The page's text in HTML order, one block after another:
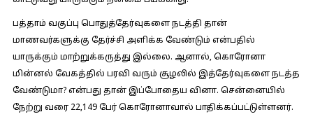
பத்தாம் வகுப்பு பொதுத்தேர்வுகளை நடத்தி தான்
மாணவர்களுக்கு தேர்ச்சி அளிக்க வேண்டும் என்பதில்
யாருக்கும் மாற்றுக்கருத்து இல்லை. ஆனால், கொரோனா
மின்னல் வேகத்தில் பரவி வரும் சூழலில் இத்தேர்வுகளை நடத்த
வேண்டுமா? என்பது தான் இப்போதைய வினா. சென்னையில்
நேற்று வரை 22,149 பேர் கொரோனாவால் பாதிக்கப்பட்டுள்ளனர்.